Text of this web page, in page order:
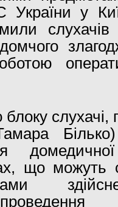
у
блоку
що можуть